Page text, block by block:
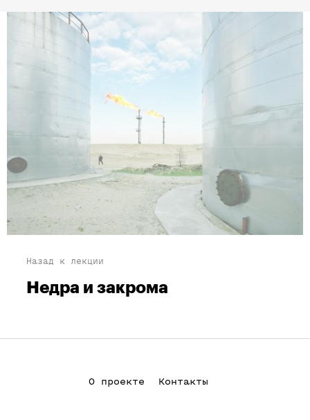
Назад к лекции
Недра и закрома
О проекте Контакты